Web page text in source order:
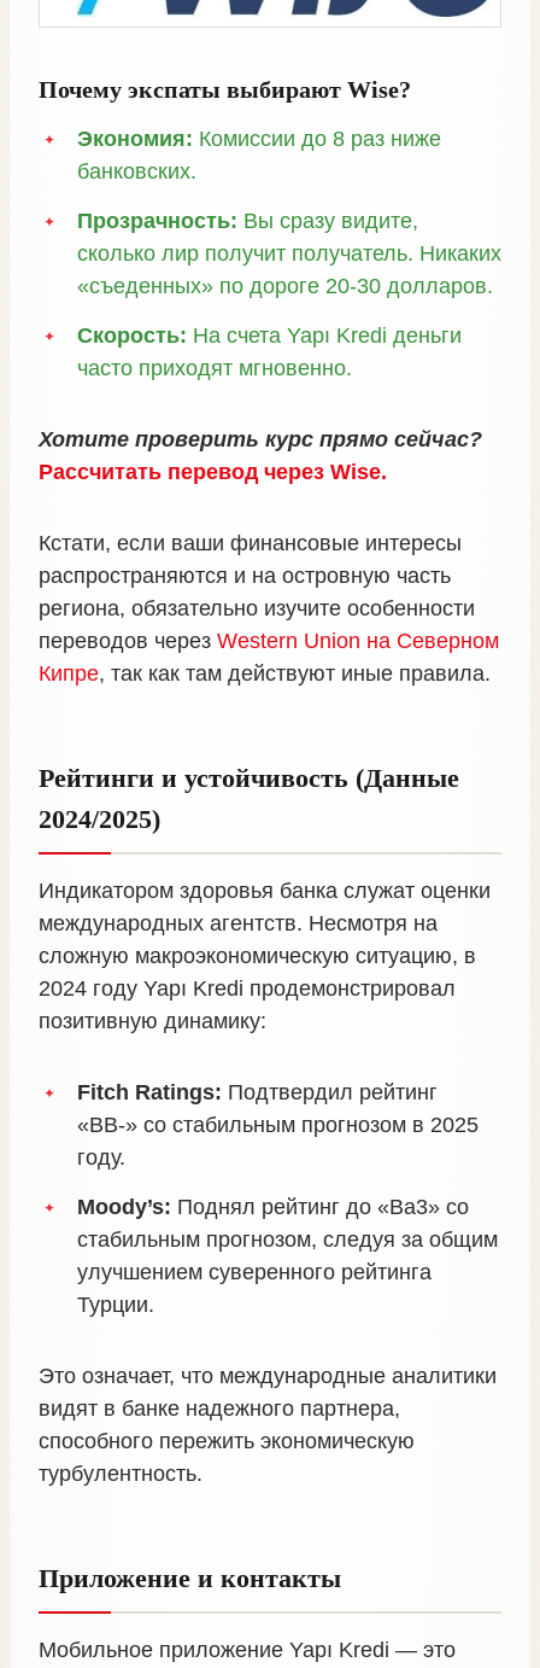
Почему экспаты выбирают Wise?
Экономия: Комиссии до 8 раз ниже
банковских.
Прозрачность: Вы сразу видите,
сколько лир получит получатель. Никаких
«съеденных» по дороге 20-30 долларов.
Скорость: На счета Yapı Kredi деньги
часто приходят мгновенно.
Хотите проверить курс прямо сейчас?
Рассчитать перевод через Wise.
Кстати, если ваши финансовые интересы
распространяются и на островную часть
региона, обязательно изучите особенности
переводов через Western Union на Северном
Кипре, так как там действуют иные правила.
Рейтинги и устойчивость (Данные
2024/2025)
Индикатором здоровья банка служат оценки
международных агентств. Несмотря на
сложную макроэкономическую ситуацию, в
2024 году Yapı Kredi продемонстрировал
позитивную динамику:
Fitch Ratings: Подтвердил рейтинг
«BB-» со стабильным прогнозом в 2025
году.
Moody’s: Поднял рейтинг до «Ba3» со
стабильным прогнозом, следуя за общим
улучшением суверенного рейтинга
Турции.
Это означает, что международные аналитики
видят в банке надежного партнера,
способного пережить экономическую
турбулентность.
Приложение и контакты
Мобильное приложение Yapı Kredi — это